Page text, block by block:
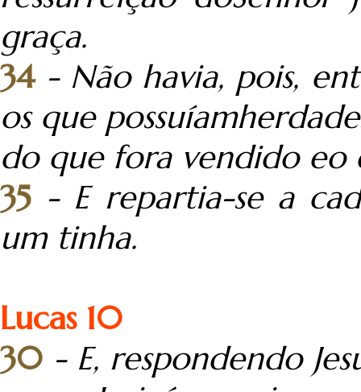
graça.
34 - Não havia, pois,
os que
do que fora vendido eo
35 - E repartia-se a
um tinha.
Lucas 10
30 - E, respondendo